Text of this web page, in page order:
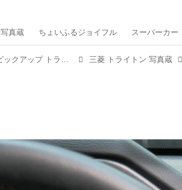
写真蔵 ちょいふるジョイフル スーパーカー
【2024写真蔵トップ10】＜第6位＞三菱のピックアップ トラック「トライトン」がフルモデルチェンジで日本再上陸！ 三菱 トライトン 写真蔵